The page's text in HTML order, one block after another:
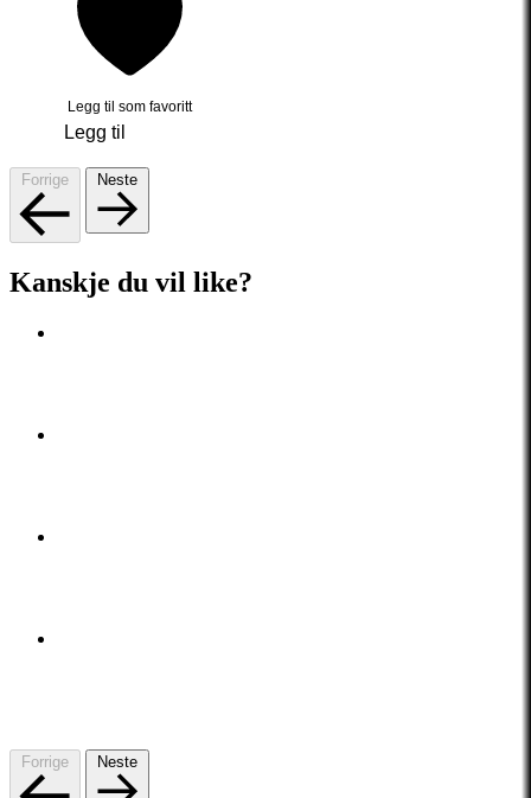
Legg til som favoritt
Legg til
Forrige Neste
Kanskje du vil like?
Forrige Neste